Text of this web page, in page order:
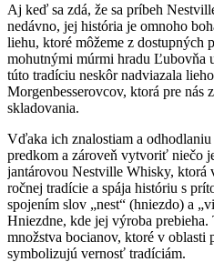
Aj keď sa zdá, že sa príbeh
nedávno, jej história je omnoho
liehu, ktoré môžeme z dostupných
mohutnými múrmi hradu Ľubovňa
túto tradíciu neskôr nadviazala
Morgenbesserovcov, ktorá pre nás
skladovania.
Vďaka ich znalostiam a
predkom a zároveň vytvoriť niečo
jantárovou Nestville Whisky, ktorá
ročnej tradície a spája históriu s
spojením slov „nest“ (hniezdo) a
Hniezdne, kde jej výroba prebieha.
množstva bocianov, ktoré v oblasti
symbolizujú vernosť tradíciám.